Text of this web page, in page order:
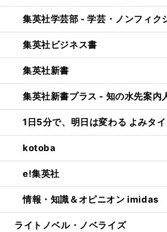
集英社学芸部 - 学芸・ノンフィク
集英社ビジネス書
集英社新書
集英社新書プラス - 知の水先案内
1日5分で、明日は変わる よみタ
kotoba
e!集英社
情報・知識＆オピニオン imidas
ライトノベル・ノベライズ